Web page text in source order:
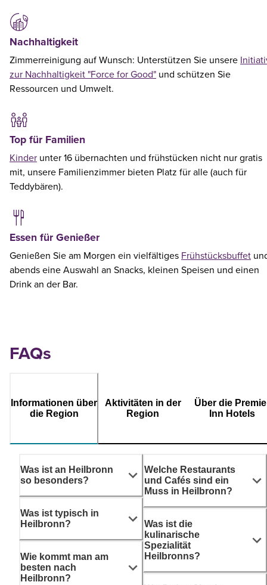
Nachhaltigkeit
Zimmerreinigung auf Wunsch: Unterstützen Sie unsere
zur Nachhaltigkeit "Force for Good" und schützen Sie
Ressourcen und Umwelt.
Top für Familien
Kinder unter 16 übernachten und frühstücken nicht nur gratis
mit, unsere Familienzimmer bieten Platz für alle (auch für
Teddybären).
Essen für Genießer
Genießen Sie am Morgen ein vielfältiges Frühstücksbuffet
abends eine Auswahl an Snacks, kleinen Speisen und einen
Drink an der Bar.
FAQs
Informationen über
die Region
Aktivitäten in der
Region
Über die
Inn Hotels
Was ist an Heilbronn
so besonders?
Was ist typisch in
Heilbronn?
Wie kommt man am
besten nach
Heilbronn?
Welche Restaurants
und Cafés sind ein
Muss in Heilbronn?
Was ist die
kulinarische
Spezialität
Heilbronns?